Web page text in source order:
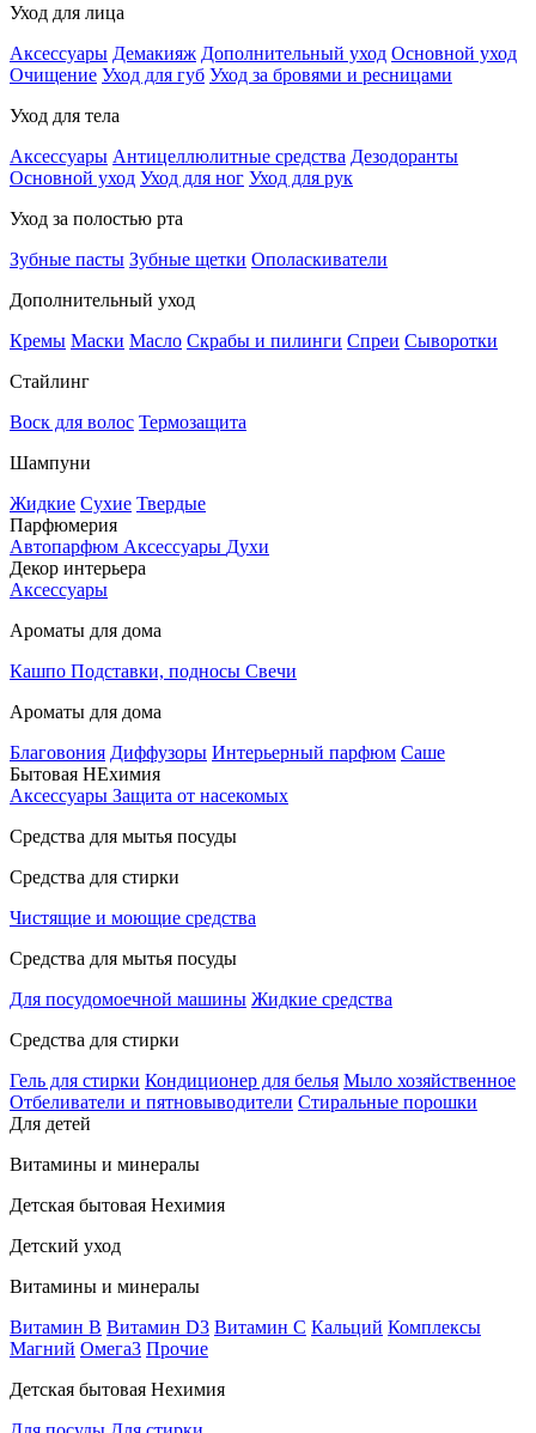
Уход для лица
Аксессуары Демакияж Дополнительный уход Основной уход
Очищение Уход для губ Уход за бровями и ресницами
Уход для тела
Аксессуары Антицеллюлитные средства Дезодоранты
Основной уход Уход для ног Уход для рук
Уход за полостью рта
Зубные пасты Зубные щетки Ополаскиватели
Дополнительный уход
Кремы Маски Масло Скрабы и пилинги Спреи Сыворотки
Стайлинг
Воск для волос Термозащита
Шампуни
Жидкие Сухие Твердые
Парфюмерия
Автопарфюм Аксессуары Духи
Декор интерьера
Аксессуары
Ароматы для дома
Кашпо Подставки, подносы Свечи
Ароматы для дома
Благовония Диффузоры Интерьерный парфюм Саше
Бытовая НЕхимия
Аксессуары Защита от насекомых
Средства для мытья посуды
Средства для стирки
Чистящие и моющие средства
Средства для мытья посуды
Для посудомоечной машины Жидкие средства
Средства для стирки
Гель для стирки Кондиционер для белья Мыло хозяйственное
Отбеливатели и пятновыводители Стиральные порошки
Для детей
Витамины и минералы
Детская бытовая Нехимия
Детский уход
Витамины и минералы
Витамин В Витамин D3 Витамин С Кальций Комплексы
Магний Омега3 Прочие
Детская бытовая Нехимия